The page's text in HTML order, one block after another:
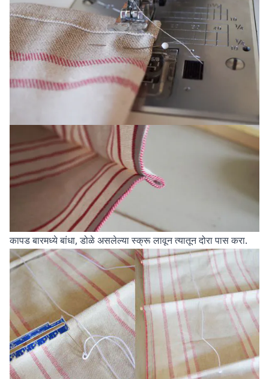
कापड बारमध्ये बांधा, डोळे असलेल्या स्क्रू लावून त्यातून दोरा पास करा.